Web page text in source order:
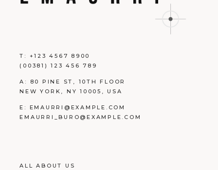
T: +123 4567 8900
(00381) 123 456 789
A:
80 PINE ST, 10TH FLOOR
NEW YORK, NY 10005, USA
E: EMAURRI@EXAMPLE.COM
EMAURRI_BURO@EXAMPLE.COM
ALL ABOUT US